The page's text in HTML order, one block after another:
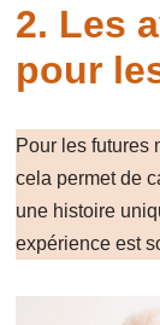
2. Les
pour
Pour les futures
cela permet de
une histoire
expérience est